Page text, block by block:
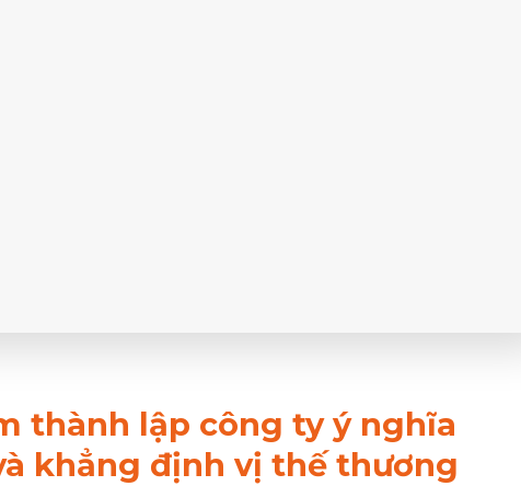
thành lập công ty ý nghĩa
khẳng định vị thế thương